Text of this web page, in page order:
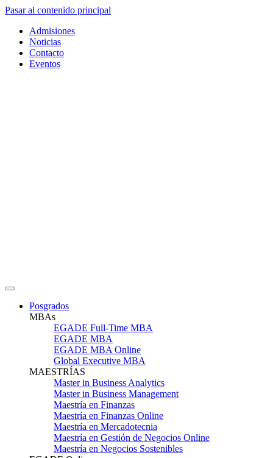
Pasar al contenido principal
Admisiones
Noticias
Contacto
Eventos
Posgrados
MBAs
EGADE Full-Time MBA
EGADE MBA
EGADE MBA Online
Global Executive MBA
MAESTRÍAS
Master in Business Analytics
Master in Business Management
Maestría en Finanzas
Maestría en Finanzas Online
Maestría en Mercadotecnia
Maestría en Gestión de Negocios Online
Maestría en Negocios Sostenibles